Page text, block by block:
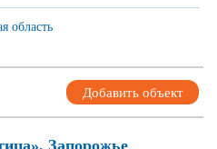
область
Добавить объект
Запорожье